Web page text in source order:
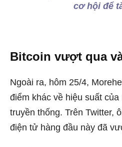
cơ hội để
Bitcoin vượt qua
Ngoài ra, hôm 25/4,
điểm khác về hiệu suất
truyền thống. Trên Twitter,
điện tử hàng đầu này đã